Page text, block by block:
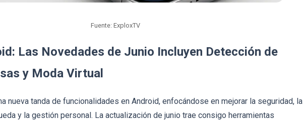
Fuente: ExploxTV
Las Novedades de Junio Incluyen Detección de
y Moda Virtual
nueva tanda de funcionalidades en Android, enfocándose en mejorar la seguridad, la
y la gestión personal. La actualización de junio trae consigo herramientas